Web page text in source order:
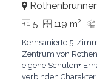
5 119 m2
Kernsanierte 5-
Zentrum von
eigene Schulen+
verbinden